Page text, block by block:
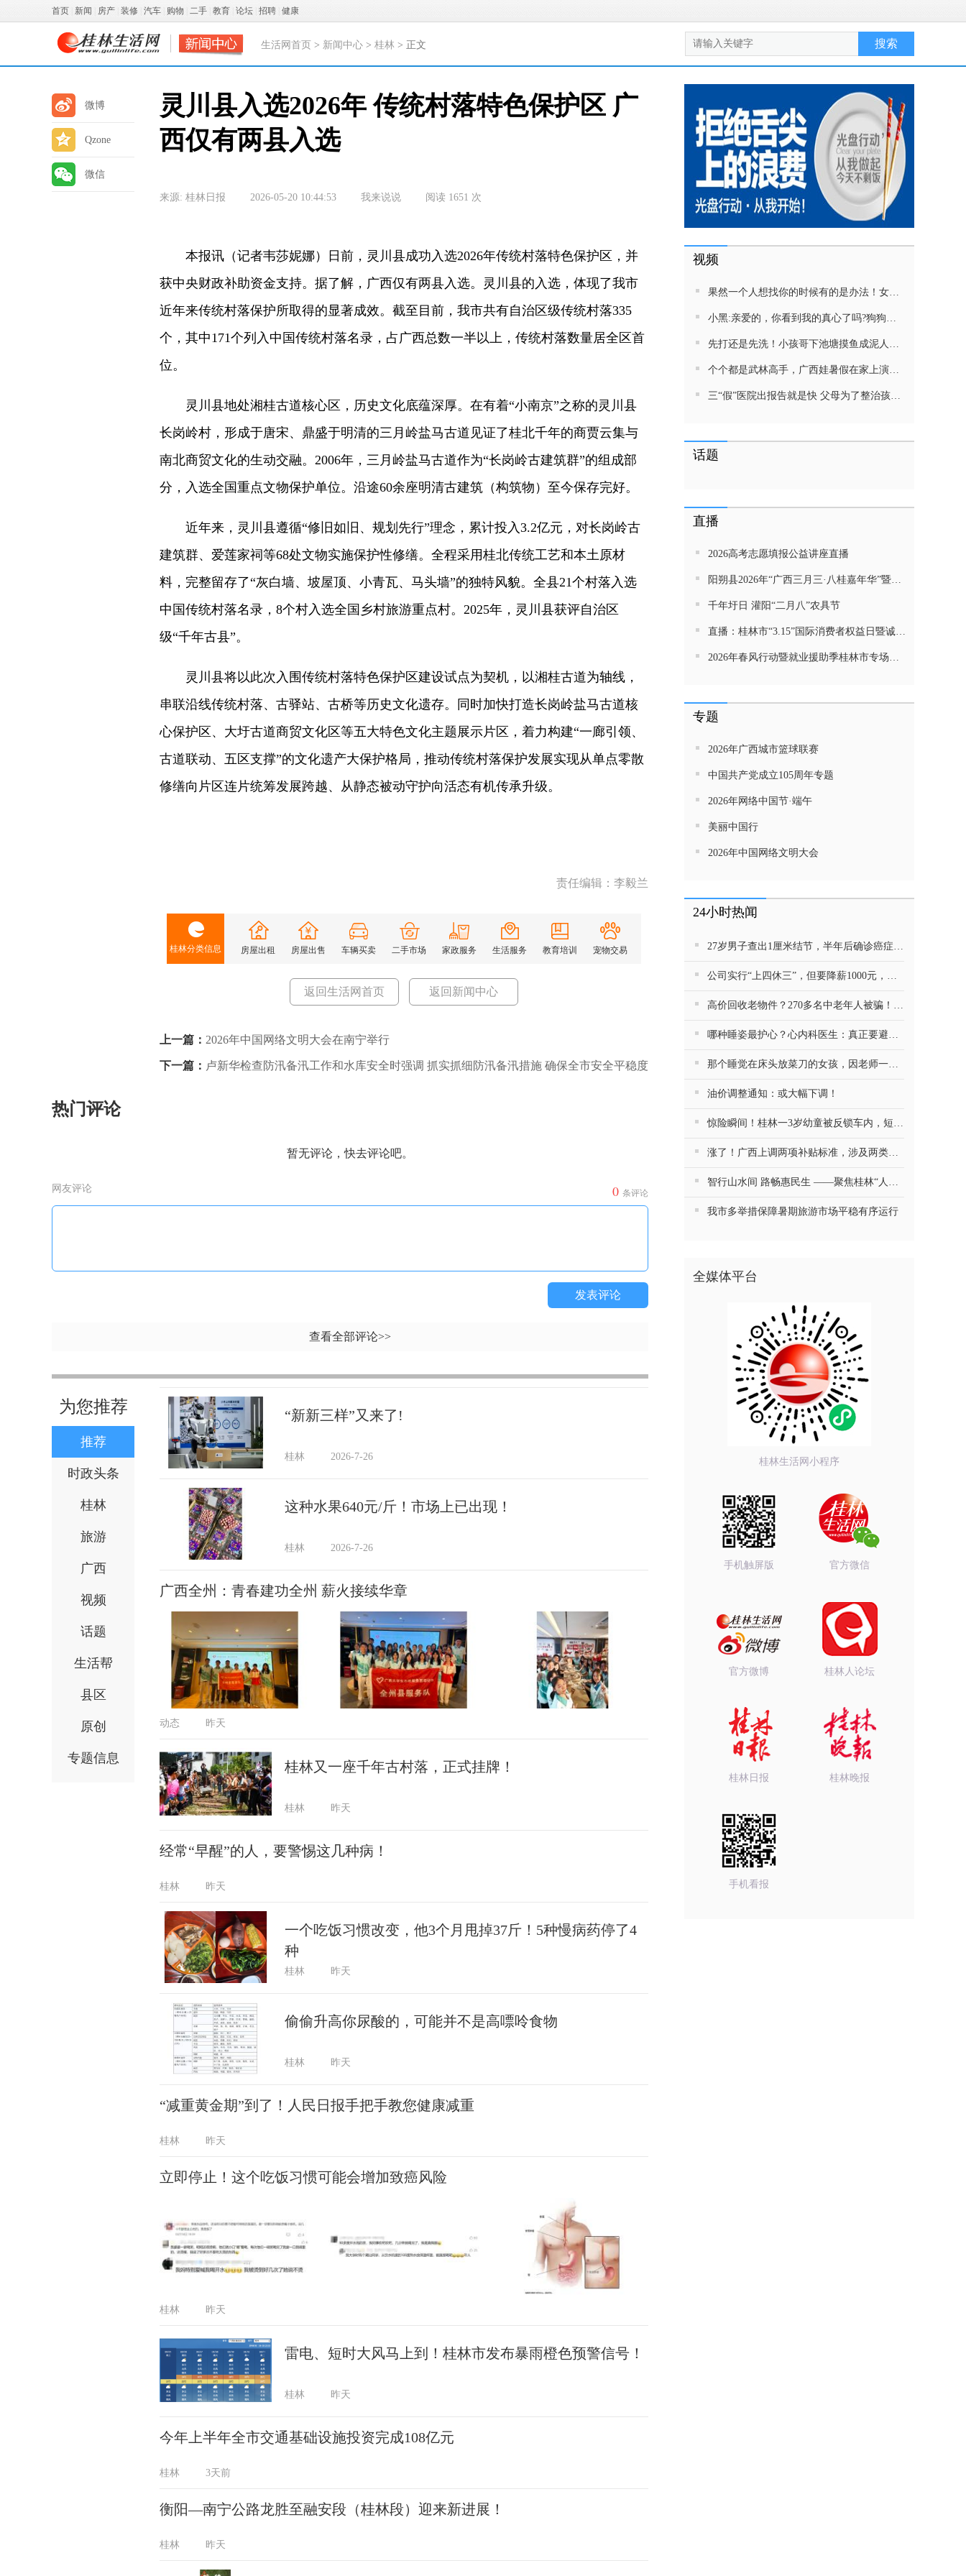
首页 新闻 房产 装修 汽车 购物 二手 教育 论坛 招聘 健康
生活网首页 > 新闻中心 > 桂林 > 正文
微博
Qzone
微信
灵川县入选2026年 传统村落特色保护区 广
西仅有两县入选
来源: 桂林日报 2026-05-20 10:44:53 我来说说 阅读 1651 次
本报讯（记者韦莎妮娜）日前，灵川县成功入选2026年传统村落特色保护区，并
获中央财政补助资金支持。据了解，广西仅有两县入选。灵川县的入选，体现了我市
近年来传统村落保护所取得的显著成效。截至目前，我市共有自治区级传统村落335
个，其中171个列入中国传统村落名录，占广西总数一半以上，传统村落数量居全区首
位。
灵川县地处湘桂古道核心区，历史文化底蕴深厚。在有着“小南京”之称的灵川县
长岗岭村，形成于唐宋、鼎盛于明清的三月岭盐马古道见证了桂北千年的商贾云集与
南北商贸文化的生动交融。2006年，三月岭盐马古道作为“长岗岭古建筑群”的组成部
分，入选全国重点文物保护单位。沿途60余座明清古建筑（构筑物）至今保存完好。
近年来，灵川县遵循“修旧如旧、规划先行”理念，累计投入3.2亿元，对长岗岭古
建筑群、爱莲家祠等68处文物实施保护性修缮。全程采用桂北传统工艺和本土原材
料，完整留存了“灰白墙、坡屋顶、小青瓦、马头墙”的独特风貌。全县21个村落入选
中国传统村落名录，8个村入选全国乡村旅游重点村。2025年，灵川县获评自治区
级“千年古县”。
灵川县将以此次入围传统村落特色保护区建设试点为契机，以湘桂古道为轴线，
串联沿线传统村落、古驿站、古桥等历史文化遗存。同时加快打造长岗岭盐马古道核
心保护区、大圩古道商贸文化区等五大特色文化主题展示片区，着力构建“一廊引领、
古道联动、五区支撑”的文化遗产大保护格局，推动传统村落保护发展实现从单点零散
修缮向片区连片统筹发展跨越、从静态被动守护向活态有机传承升级。
责任编辑：李毅兰
桂林分类信息 房屋出租 房屋出售 车辆买卖 二手市场 家政服务 生活服务 教育培训 宠物交易
返回生活网首页 返回新闻中心
上一篇： 2026年中国网络文明大会在南宁举行
下一篇： 卢新华检查防汛备汛工作和水库安全时强调 抓实抓细防汛备汛措施 确保全市安全平稳度
热门评论
暂无评论，快去评论吧。
网友评论 0 条评论
发表评论
查看全部评论>>
为您推荐
推荐
时政头条
桂林
旅游
广西
视频
话题
生活帮
县区
原创
专题信息
“新新三样”又来了!
桂林 2026-7-26
这种水果640元/斤！市场上已出现！
桂林 2026-7-26
广西全州：青春建功全州 薪火接续华章
动态 昨天
桂林又一座千年古村落，正式挂牌！
桂林 昨天
经常“早醒”的人，要警惕这几种病！
桂林 昨天
一个吃饭习惯改变，他3个月甩掉37斤！5种慢病药停了4
种
桂林 昨天
偷偷升高你尿酸的，可能并不是高嘌呤食物
桂林 昨天
“减重黄金期”到了！人民日报手把手教您健康减重
桂林 昨天
立即停止！这个吃饭习惯可能会增加致癌风险
桂林 昨天
雷电、短时大风马上到！桂林市发布暴雨橙色预警信号！
桂林 昨天
今年上半年全市交通基础设施投资完成108亿元
桂林 3天前
衡阳—南宁公路龙胜至融安段（桂林段）迎来新进展！
桂林 昨天
视频
果然一个人想找你的时候有的是办法！女生吵架将男友拉黑，结果男友给家里狗打电话了！汪：吵死了，一会就去把号码注销
小黑:亲爱的，你看到我的真心了吗?狗狗雨中等好朋狗不愿离去，网友:确实搞笑，黄黄都有男朋友，你却没有
先打还是先洗！小孩哥下池塘摸鱼成泥人！网友：这才是童年该有的样子，好怀念
个个都是武林高手，广西娃暑假在家上演武侠片，80后90后:以前我们也这样玩
三“假”医院出报告就是快 父母为了整治孩子少吃零食想尽了办法 网友：“又有”笑死我了
话题
直播
2026高考志愿填报公益讲座直播
阳朔县2026年“广西三月三·八桂嘉年华”暨金龙巡游活动直播
千年圩日 灌阳“二月八”农具节
直播：桂林市“3.15”国际消费者权益日暨诚信教育主题活动网民面对面活动
2026年春风行动暨就业援助季桂林市专场招聘活动直播带岗
专题
2026年广西城市篮球联赛
中国共产党成立105周年专题
2026年网络中国节·端午
美丽中国行
2026年中国网络文明大会
24小时热闻
27岁男子查出1厘米结节，半年后确诊癌症！这种病很会伪装
公司实行“上四休三”，但要降薪1000元，不接受只能辞职……你愿意吗？
高价回收老物件？270多名中老年人被骗！警方提醒
哪种睡姿最护心？心内科医生：真正要避开的是这一种
那个睡觉在床头放菜刀的女孩，因老师一句“跟我回家”改写了人生
油价调整通知：或大幅下调！
惊险瞬间！桂林一3岁幼童被反锁车内，短短数分钟险窒息…
涨了！广西上调两项补贴标准，涉及两类人群
智行山水间 路畅惠民生 ——聚焦桂林“人工智能+交通运输”的探索与实践
我市多举措保障暑期旅游市场平稳有序运行
全媒体平台
桂林生活网小程序
手机触屏版 官方微信
官方微博 桂林人论坛
桂林日报 桂林晚报
手机看报